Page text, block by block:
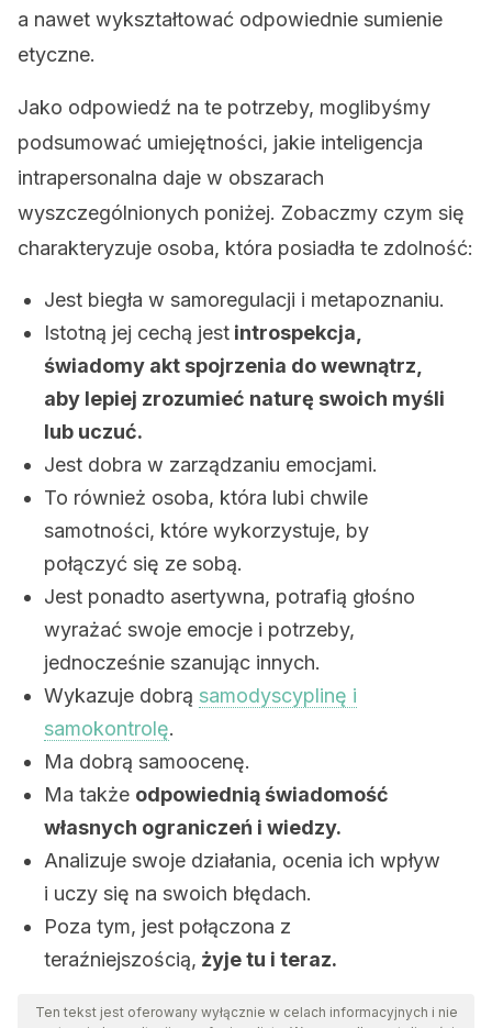
a nawet wykształtować odpowiednie sumienie
etyczne.
Jako odpowiedź na te potrzeby, moglibyśmy
podsumować umiejętności, jakie inteligencja
intrapersonalna daje w obszarach
wyszczególnionych poniżej. Zobaczmy czym się
charakteryzuje osoba, która posiadła te zdolność:
Jest biegła w samoregulacji i metapoznaniu.
Istotną jej cechą jest introspekcja,
świadomy akt spojrzenia do wewnątrz,
aby lepiej zrozumieć naturę swoich myśli
lub uczuć.
Jest dobra w zarządzaniu emocjami.
To również osoba, która lubi chwile
samotności, które wykorzystuje, by
połączyć się ze sobą.
Jest ponadto asertywna, potrafią głośno
wyrażać swoje emocje i potrzeby,
jednocześnie szanując innych.
Wykazuje dobrą samodyscyplinę i
samokontrolę.
Ma dobrą samoocenę.
Ma także odpowiednią świadomość
własnych ograniczeń i wiedzy.
Analizuje swoje działania, ocenia ich wpływ
i uczy się na swoich błędach.
Poza tym, jest połączona z
teraźniejszością, żyje tu i teraz.
Ten tekst jest oferowany wyłącznie w celach informacyjnych i nie